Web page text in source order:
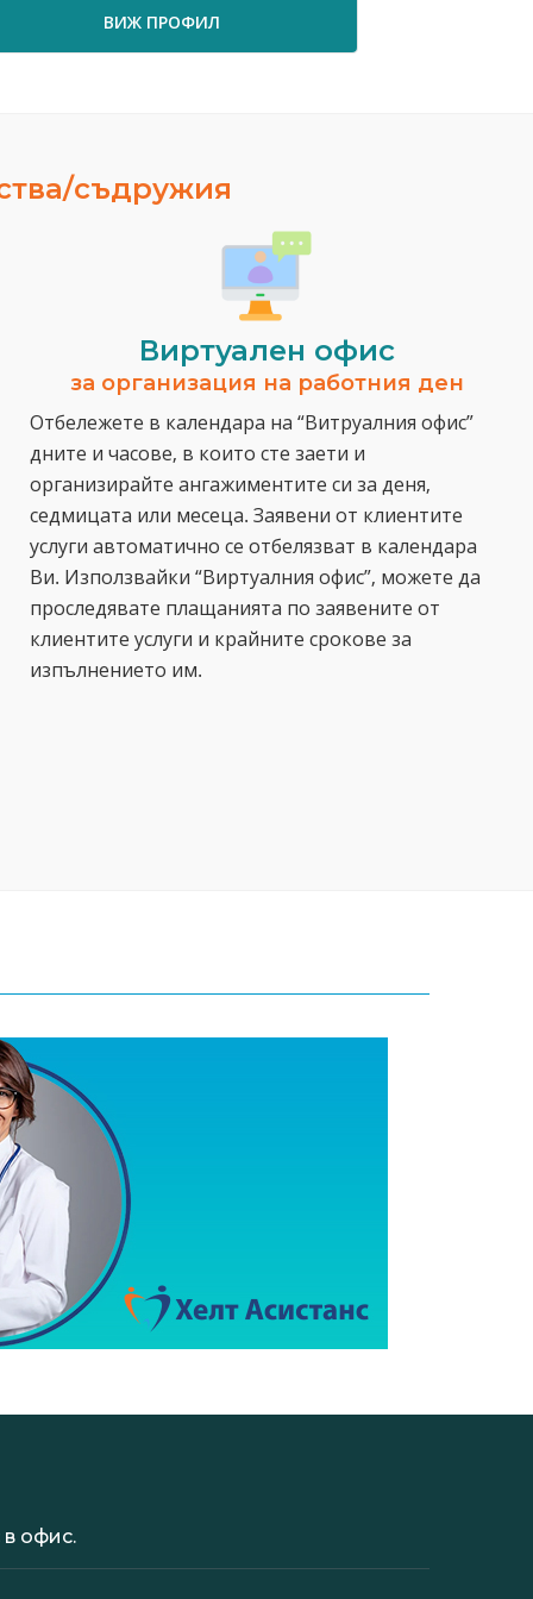
ВИЖ ПРОФИЛ
съдружия
Виртуален офис
за организация на работния ден
Отбележете в календара на “Витруалния офис”
дните и часове, в които сте заети и
организирайте ангажиментите си за деня,
седмицата или месеца. Заявени от клиентите
услуги автоматично се отбелязват в календара
Ви. Използвайки “Виртуалния офис”, можете да
проследявате плащанията по заявените от
клиентите услуги и крайните срокове за
изпълнението им.
офис.